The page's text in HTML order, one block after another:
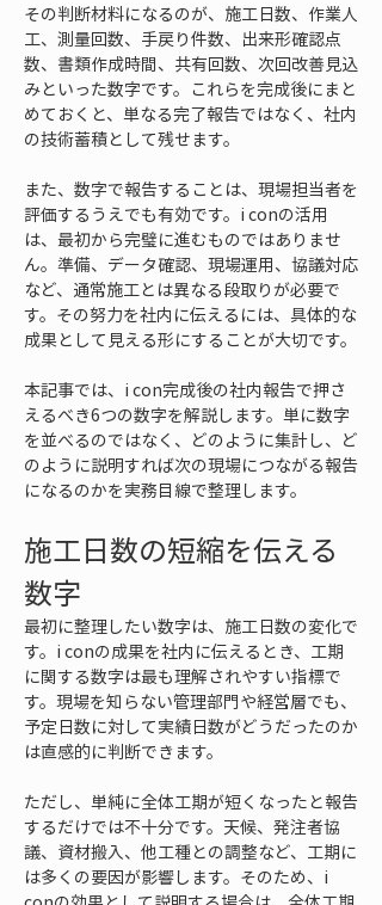
その判断材料になるのが、施工日数、作業人
工、測量回数、手戻り件数、出来形確認点
数、書類作成時間、共有回数、次回改善見込
みといった数字です。これらを完成後にまと
めておくと、単なる完了報告ではなく、社内
の技術蓄積として残せます。
また、数字で報告することは、現場担当者を
評価するうえでも有効です。i conの活用
は、最初から完璧に進むものではありませ
ん。準備、データ確認、現場運用、協議対応
など、通常施工とは異なる段取りが必要で
す。その努力を社内に伝えるには、具体的な
成果として見える形にすることが大切です。
本記事では、i con完成後の社内報告で押さ
えるべき6つの数字を解説します。単に数字
を並べるのではなく、どのように集計し、ど
のように説明すれば次の現場につながる報告
になるのかを実務目線で整理します。
施工日数の短縮を伝える
数字
最初に整理したい数字は、施工日数の変化で
す。i conの成果を社内に伝えるとき、工期
に関する数字は最も理解されやすい指標で
す。現場を知らない管理部門や経営層でも、
予定日数に対して実績日数がどうだったのか
は直感的に判断できます。
ただし、単純に全体工期が短くなったと報告
するだけでは不十分です。天候、発注者協
議、資材搬入、他工種との調整など、工期に
は多くの要因が影響します。そのため、i